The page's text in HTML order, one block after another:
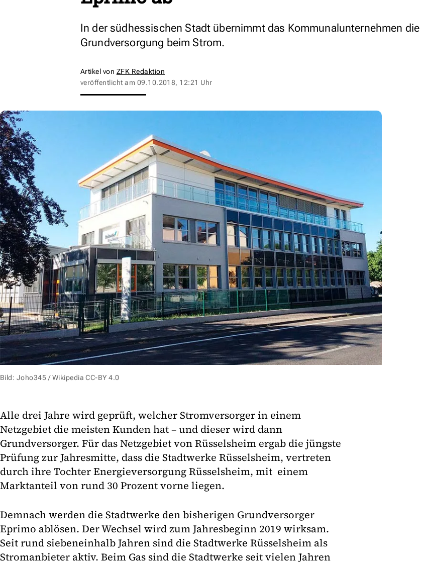
In der südhessischen Stadt übernimmt das Kommunalunternehmen die
Grundversorgung beim Strom.
Artikel von ZFK Redaktion
veröffentlicht am 09.10.2018, 12:21 Uhr
Bild: Joho345 / Wikipedia CC-BY 4.0
Alle drei Jahre wird geprüft, welcher Stromversorger in einem
Netzgebiet die meisten Kunden hat – und dieser wird dann
Grundversorger. Für das Netzgebiet von Rüsselsheim ergab die jüngste
Prüfung zur Jahresmitte, dass die Stadtwerke Rüsselsheim, vertreten
durch ihre Tochter Energieversorgung Rüsselsheim, mit einem
Marktanteil von rund 30 Prozent vorne liegen.
Demnach werden die Stadtwerke den bisherigen Grundversorger
Eprimo ablösen. Der Wechsel wird zum Jahresbeginn 2019 wirksam.
Seit rund siebeneinhalb Jahren sind die Stadtwerke Rüsselsheim als
Stromanbieter aktiv. Beim Gas sind die Stadtwerke seit vielen Jahren